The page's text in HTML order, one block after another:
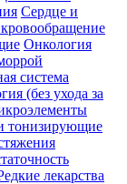
Сердце и
Онкология
система
(без ухода за
тонизирующие
лекарства